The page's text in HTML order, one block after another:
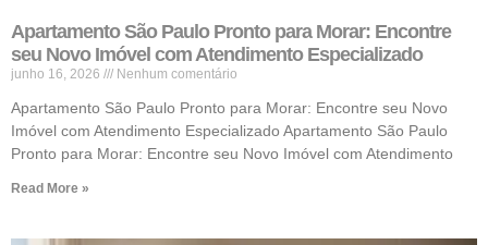
Apartamento São Paulo Pronto para Morar: Encontre
seu Novo Imóvel com Atendimento Especializado
junho 16, 2026 Nenhum comentário
Apartamento São Paulo Pronto para Morar: Encontre seu Novo
Imóvel com Atendimento Especializado Apartamento São Paulo
Pronto para Morar: Encontre seu Novo Imóvel com Atendimento
Read More »